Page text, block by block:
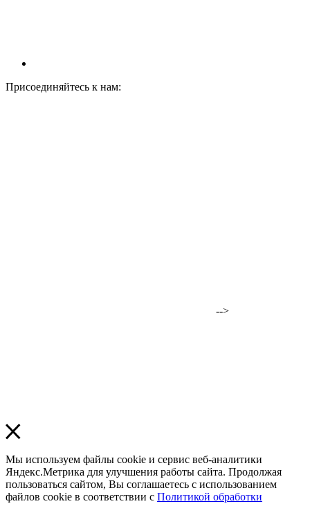
Присоединяйтесь к нам:
-->
Мы используем файлы cookie и сервис веб-аналитики
Яндекс.Метрика для улучшения работы сайта. Продолжая
пользоваться сайтом, Вы соглашаетесь с использованием
файлов cookie в соответствии с Политикой обработки